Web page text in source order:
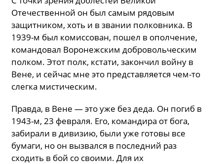
Отечественной он был самым рядовым
защитником, хоть и в звании полковника. В
1939-м был комиссован, пошел в ополчение,
командовал Воронежским добровольческим
полком. Этот полк, кстати, закончил войну в
Вене, и сейчас мне это представляется чем-то
слегка мистическим.
Правда, в Вене — это уже без деда. Он погиб в
1943-м, 23 февраля. Его, командира от бога,
забирали в дивизию, были уже готовы все
бумаги, но он вызвался в последний раз
сходить в бой со своими. Для их